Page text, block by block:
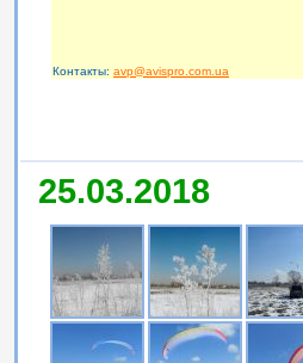
Контакты: avp@avispro.com.ua
25.03.2018